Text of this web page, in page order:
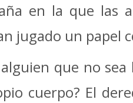
en la que las
jugado un papel
alguien que no
cuerpo? El